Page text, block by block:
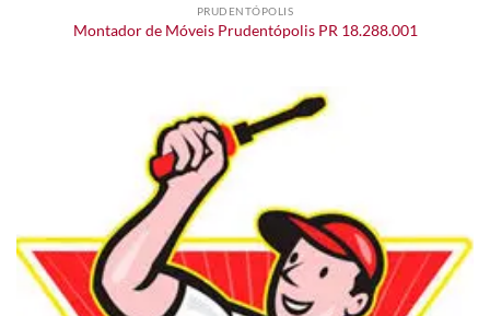
PRUDENTÓPOLIS
Montador de Móveis Prudentópolis PR 18.288.001